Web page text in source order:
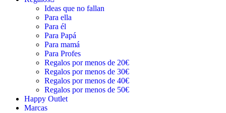
Ideas que no fallan
Para ella
Para él
Para Papá
Para mamá
Para Profes
Regalos por menos de 20€
Regalos por menos de 30€
Regalos por menos de 40€
Regalos por menos de 50€
Happy Outlet
Marcas